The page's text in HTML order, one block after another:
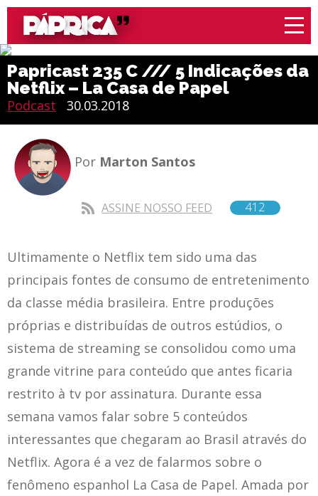
Papricast 235 C /// 5 Indicações da
Netflix – La Casa de Papel
Podcast 30.03.2018
Por Marton Santos
ASSINE NOSSO FEED 412
Ultimamente o Netflix tem sido uma das
principais fontes de consumo de entretenimento
da classe média brasileira. Entre produções
próprias e distribuídas de outros estúdios, o
sistema de streaming se consolidou como uma
grande vitrine para conteúdo que antes ficaria
restrito à tv por assinatura. Durante essa
semana vamos falar sobre 5 conteúdos
interessantes que chegaram ao Brasil através do
Netflix. Agora é a vez de falarmos sobre o
fenômeno espanhol La Casa de Papel. Amada por